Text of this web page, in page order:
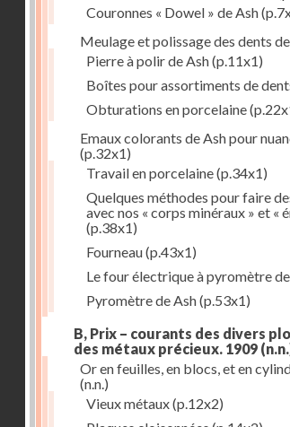
Couronnes « Dowel » de Ash
Meulage et polissage des dents
Pierre à polir de Ash(p.11x1)
Boîtes pour assortiments de
Obturations en porcelaine
Emaux colorants de Ash pour
(p.32x1)
Travail en porcelaine(p.34x1)
Quelques méthodes pour faire
avec nos « corps minéraux » et «
(p.38x1)
Fourneau(p.43x1)
Le four électrique à pyromètre
Pyromètre de Ash(p.53x1)
B, Prix – courants des divers
des métaux précieux. 1909
Or en feuilles, en blocs, et en
(n.n.)
Vieux métaux(p.12x2)